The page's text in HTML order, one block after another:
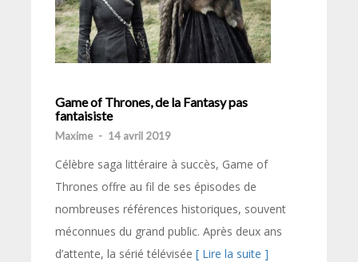
Game of Thrones, de la Fantasy pas
fantaisiste
Maxime - 14 avril 2019
Célèbre saga littéraire à succès, Game of
Thrones offre au fil de ses épisodes de
nombreuses références historiques, souvent
méconnues du grand public. Après deux ans
d’attente, la sérié télévisée [ Lire la suite ]